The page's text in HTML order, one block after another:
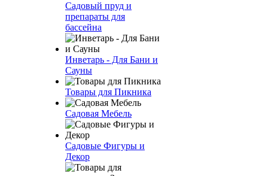
Садовый пруд и
препараты для
бассейна
Инветарь - Для Бани и
Сауны
Товары для Пикника
Садовая Мебель
Садовые Фигуры и
Декор